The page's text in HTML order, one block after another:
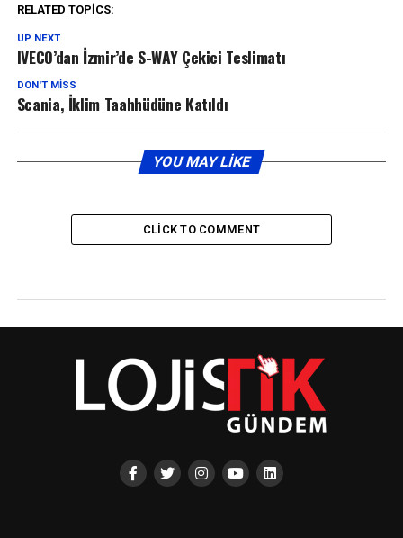
RELATED TOPICS:
UP NEXT
IVECO’dan İzmir’de S-WAY Çekici Teslimatı
DON'T MISS
Scania, İklim Taahhüdüne Katıldı
YOU MAY LIKE
CLICK TO COMMENT